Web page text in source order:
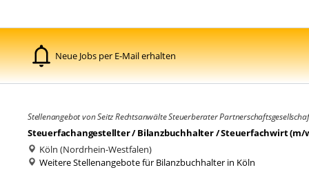
Neue Jobs per E-Mail erhalten
Stellenangebot von Seitz Rechtsanwälte Steuerberater
Steuerfachangestellter / Bilanzbuchhalter / Steuerfachwirt (m/
Köln (Nordrhein-Westfalen)
Weitere Stellenangebote für Bilanzbuchhalter in Köln